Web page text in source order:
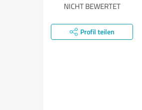
NICHT BEWERTET
Profil teilen